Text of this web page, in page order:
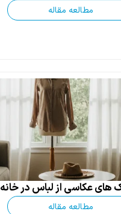
مطالعه مقاله
های عکاسی از لباس در خانه
مطالعه مقاله